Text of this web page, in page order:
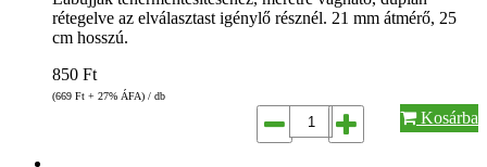
rétegelve az elválasztast igénylő résznél. 21 mm átmérő, 25
cm hosszú.
850 Ft
(669 Ft + 27% ÁFA) / db
Kosárba